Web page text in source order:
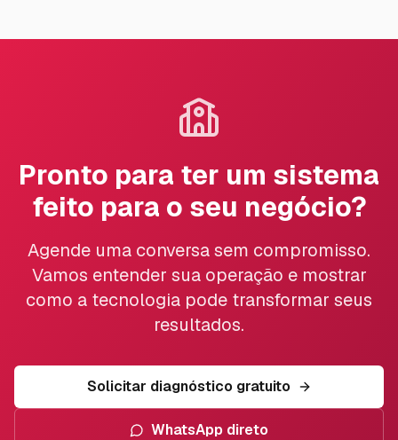
Pronto para ter um sistema
feito para o seu negócio?
Agende uma conversa sem compromisso.
Vamos entender sua operação e mostrar
como a tecnologia pode transformar seus
resultados.
Solicitar diagnóstico gratuito
WhatsApp direto